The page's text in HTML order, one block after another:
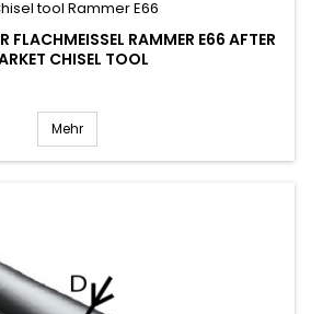
RAMMER E66 AFTER M
CHISEL TOOL
Mehr